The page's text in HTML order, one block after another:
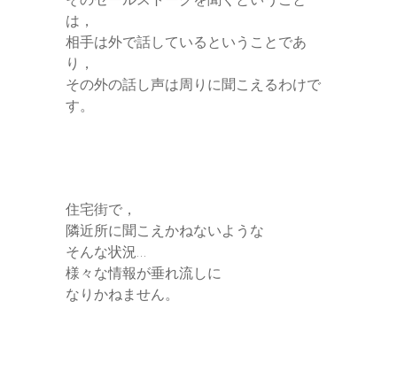
は，
相手は外で話しているということであ
り，
その外の話し声は周りに聞こえるわけで
す。
住宅街で，
隣近所に聞こえかねないような
そんな状況…
様々な情報が垂れ流しに
なりかねません。